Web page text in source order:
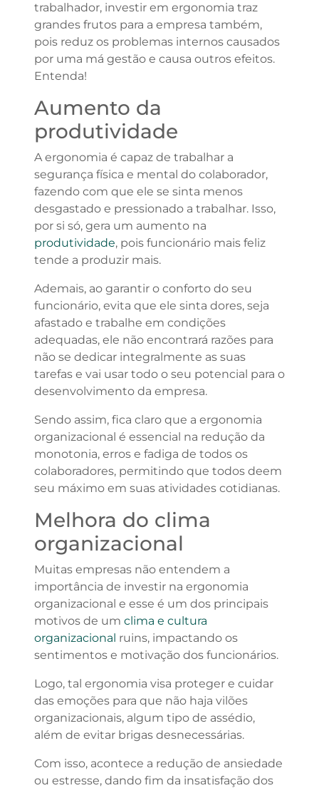
trabalhador, investir em ergonomia traz
grandes frutos para a empresa também,
pois reduz os problemas internos causados
por uma má gestão e causa outros efeitos.
Entenda!
Aumento da
produtividade
A ergonomia é capaz de trabalhar a
segurança física e mental do colaborador,
fazendo com que ele se sinta menos
desgastado e pressionado a trabalhar. Isso,
por si só, gera um aumento na
produtividade, pois funcionário mais feliz
tende a produzir mais.
Ademais, ao garantir o conforto do seu
funcionário, evita que ele sinta dores, seja
afastado e trabalhe em condições
adequadas, ele não encontrará razões para
não se dedicar integralmente as suas
tarefas e vai usar todo o seu potencial para o
desenvolvimento da empresa.
Sendo assim, fica claro que a ergonomia
organizacional é essencial na redução da
monotonia, erros e fadiga de todos os
colaboradores, permitindo que todos deem
seu máximo em suas atividades cotidianas.
Melhora do clima
organizacional
Muitas empresas não entendem a
importância de investir na ergonomia
organizacional e esse é um dos principais
motivos de um clima e cultura
organizacional ruins, impactando os
sentimentos e motivação dos funcionários.
Logo, tal ergonomia visa proteger e cuidar
das emoções para que não haja vilões
organizacionais, algum tipo de assédio,
além de evitar brigas desnecessárias.
Com isso, acontece a redução de ansiedade
ou estresse, dando fim da insatisfação dos